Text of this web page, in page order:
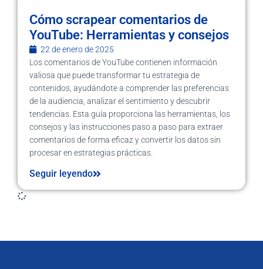
Cómo scrapear comentarios de
YouTube: Herramientas y consejos
22 de enero de 2025
Los comentarios de YouTube contienen información
valiosa que puede transformar tu estrategia de
contenidos, ayudándote a comprender las preferencias
de la audiencia, analizar el sentimiento y descubrir
tendencias. Esta guía proporciona las herramientas, los
consejos y las instrucciones paso a paso para extraer
comentarios de forma eficaz y convertir los datos sin
procesar en estrategias prácticas.
Seguir leyendo